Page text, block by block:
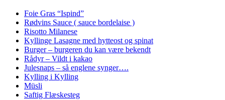
Foie Gras “Ispind”
Rødvins Sauce ( sauce bordelaise )
Risotto Milanese
Kyllinge Lasagne med hytteost og spinat
Burger – burgeren du kan være bekendt
Rådyr – Vildt i kakao
Julesnaps – så englene synger….
Kylling i Kylling
Müsli
Saftig Flæskesteg